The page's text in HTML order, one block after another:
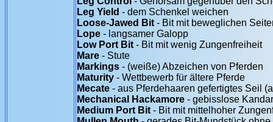
Leg Yield - dem Schenkel weichen
Loose-Jawed Bit - Bit mit beweglichen
Lope - langsamer Galopp
Low Port Bit - Bit mit wenig Zungenfreiheit
Mare - Stute
Markings - (weiße) Abzeichen von Pferden
Maturity - Wettbewerb für ältere Pferde
Mecate - aus Pferdehaaren gefertigtes Seil
Mechanical Hackamore - gebisslose
Medium Port Bit - Bit mit mittelhoher